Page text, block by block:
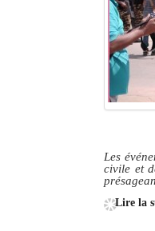
Les Petites Annonces
La Tribune de Diego en
Les
civile et
Lire la